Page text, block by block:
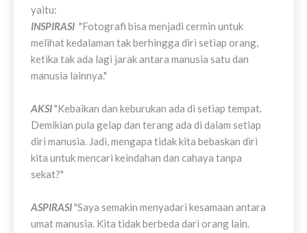
yaitu:
INSPIRASI "Fotografi bisa menjadi cermin untuk
melihat kedalaman tak berhingga diri setiap orang,
ketika tak ada lagi jarak antara manusia satu dan
manusia lainnya."
AKSI"Kebaikan dan keburukan ada di setiap tempat.
Demikian pula gelap dan terang ada di dalam setiap
diri manusia. Jadi, mengapa tidak kita bebaskan diri
kita untuk mencari keindahan dan cahaya tanpa
sekat?"
ASPIRASI"Saya semakin menyadari kesamaan antara
umat manusia. Kita tidak berbeda dari orang lain.